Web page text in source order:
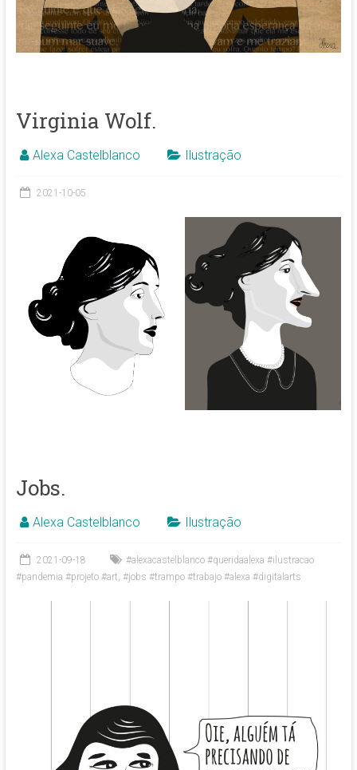
Virginia Wolf.
Alexa Castelblanco Ilustração
2021-10-05
Jobs.
Alexa Castelblanco Ilustração
2021-09-18
#alexacastelblanco #queridaalexa #ilustracao
#pandemia #projeto #art, #jobs #trampo #trabajo #alexa #digitalarts